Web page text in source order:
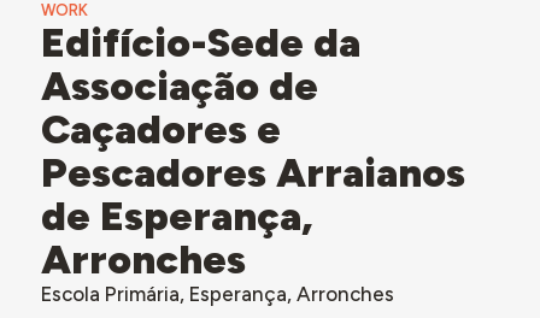
WORK
Edifício-Sede da
Associação de
Caçadores e
Pescadores Arraianos
de Esperança,
Arronches
Escola Primária, Esperança, Arronches